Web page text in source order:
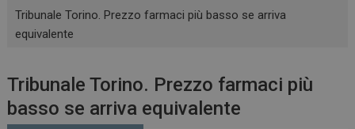
Tribunale Torino. Prezzo farmaci più basso se arriva
equivalente
Tribunale Torino. Prezzo farmaci più
basso se arriva equivalente